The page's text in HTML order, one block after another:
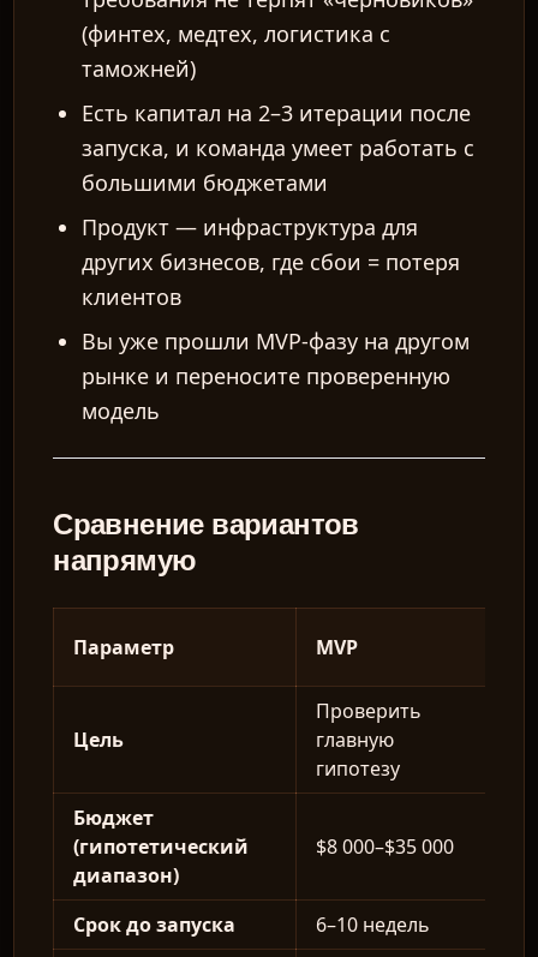
RU
(финтех, медтех, логистика с
таможней)
Есть капитал на 2–3 итерации после
запуска, и команда умеет работать с
большими бюджетами
Продукт — инфраструктура для
других бизнесов, где сбои = потеря
клиентов
Вы уже прошли MVP-фазу на другом
рынке и переносите проверенную
модель
Сравнение вариантов
напрямую
Параметр MVP
Цель
Проверить
главную
гипотезу
Бюджет
(гипотетический
диапазон)
$8 000–$35 000
Срок до запуска 6–10 недель